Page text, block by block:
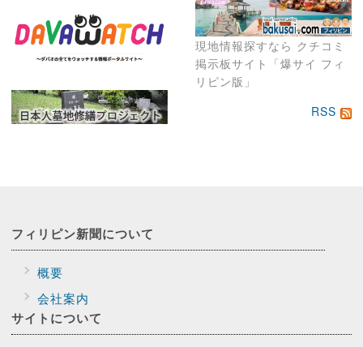
現地情報探すなら クチコミ
掲示板サイト「爆サイ フィ
リピン版」
RSS
フィリピン新聞について
概要
会社案内
サイトについて